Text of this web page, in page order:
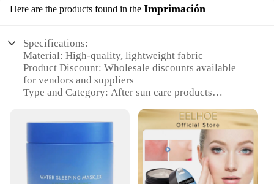
Here are the products found in the Imprimación
Specifications:
Material: High-quality, lightweight fabric
Product Discount: Wholesale discounts available
for vendors and suppliers
Type and Category: After sun care products
Usage and Purpose: Ideal for soothing and cooling
skin after sun exposure
Typical Adaptive Scenario: Perfect for beachgoers,
outdoor enthusiasts, and travelers
Shape or Size or Weight or Quantity: Available in a